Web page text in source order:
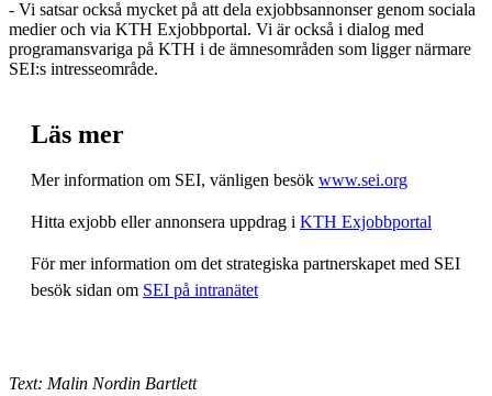
- Vi satsar också mycket på att dela exjobbsannonser genom sociala
medier och via KTH Exjobbportal. Vi är också i dialog med
programansvariga på KTH i de ämnesområden som ligger närmare
SEI:s intresseområde.
Läs mer
Mer information om SEI, vänligen besök www.sei.org
Hitta exjobb eller annonsera uppdrag i KTH Exjobbportal
För mer information om det strategiska partnerskapet med SEI
besök sidan om SEI på intranätet
Text: Malin Nordin Bartlett